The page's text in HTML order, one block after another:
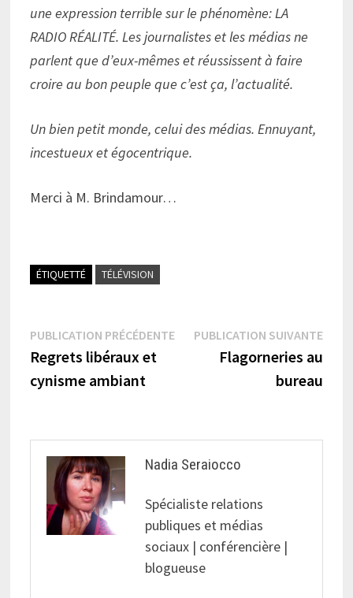
une expression terrible sur le phénomène: LA
RADIO RÉALITÉ. Les journalistes et les médias ne
parlent que d’eux-mêmes et réussissent à faire
croire au bon peuple que c’est ça, l’actualité.
Un bien petit monde, celui des médias. Ennuyant,
incestueux et égocentrique.
Merci à M. Brindamour…
ÉTIQUETTÉ TÉLÉVISION
Navigation
de
l’article
PUBLICATION PRÉCÉDENTEPublication
précédente :
Regrets libéraux et
cynisme ambiant
PUBLICATION SUIVANTE
Flagorneries au
bureau
Nadia Seraiocco
Spécialiste relations
publiques et médias
sociaux | conférencière |
blogueuse